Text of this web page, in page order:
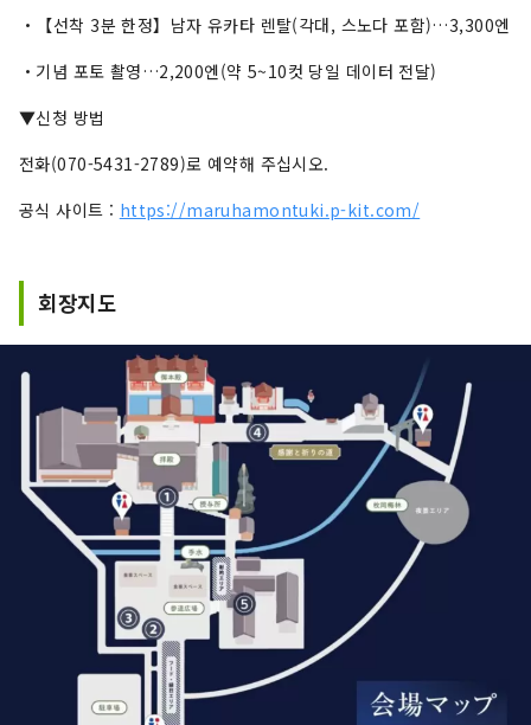
・【선착 3분 한정】남자 유카타 렌탈(각대, 스노다 포함)…3,300엔
・기념 포토 촬영…2,200엔(약 5~10컷 당일 데이터 전달)
▼신청 방법
전화(070-5431-2789)로 예약해 주십시오.
공식 사이트 : https://maruhamontuki.p-kit.com/
회장지도